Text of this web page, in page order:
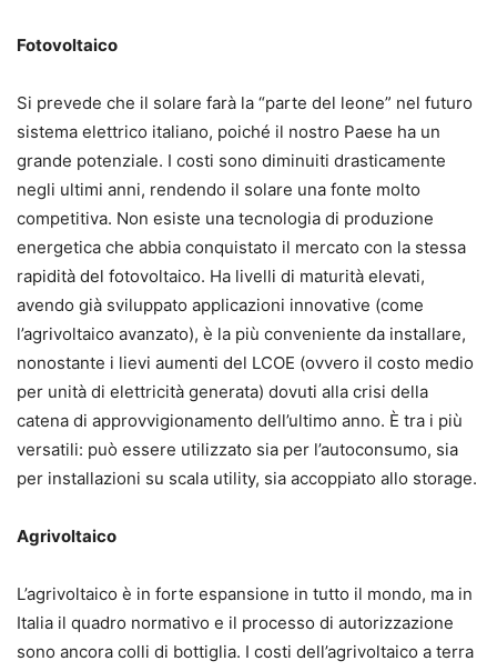
Fotovoltaico
Si prevede che il solare farà la “parte del leone” nel futuro
sistema elettrico italiano, poiché il nostro Paese ha un
grande potenziale. I costi sono diminuiti drasticamente
negli ultimi anni, rendendo il solare una fonte molto
competitiva. Non esiste una tecnologia di produzione
energetica che abbia conquistato il mercato con la stessa
rapidità del fotovoltaico. Ha livelli di maturità elevati,
avendo già sviluppato applicazioni innovative (come
l’agrivoltaico avanzato), è la più conveniente da installare,
nonostante i lievi aumenti del LCOE (ovvero il costo medio
per unità di elettricità generata) dovuti alla crisi della
catena di approvvigionamento dell’ultimo anno. È tra i più
versatili: può essere utilizzato sia per l’autoconsumo, sia
per installazioni su scala utility, sia accoppiato allo storage.
Agrivoltaico
L’agrivoltaico è in forte espansione in tutto il mondo, ma in
Italia il quadro normativo e il processo di autorizzazione
sono ancora colli di bottiglia. I costi dell’agrivoltaico a terra